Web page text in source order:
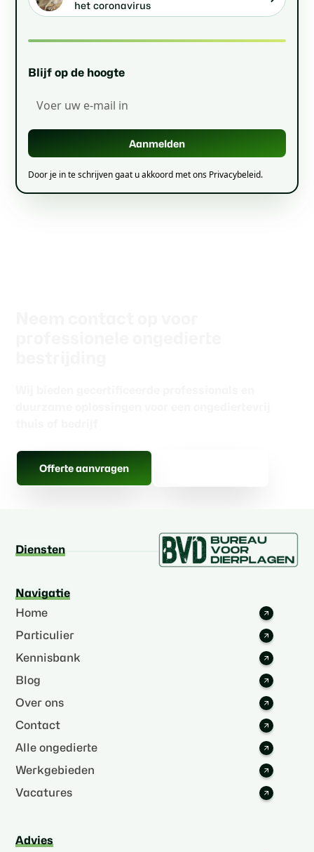
het coronavirus
Blijf op de hoogte
Door je in te schrijven gaat u akkoord met ons Privacybeleid.
Offerte aanvragen
Diensten
Navigatie
Home
Particulier
Kennisbank
Blog
Over ons
Contact
Alle ongedierte
Werkgebieden
Vacatures
Advies